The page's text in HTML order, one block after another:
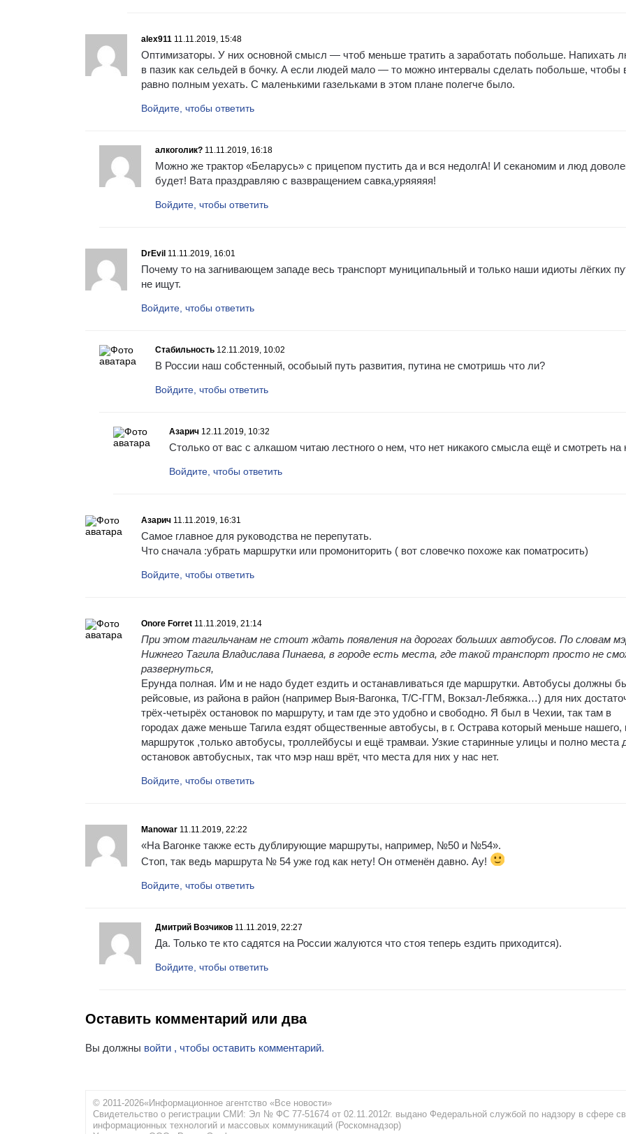
alex911 11.11.2019, 15:48
Оптимизаторы. У них основной смысл — чтоб меньше тратить а заработать побольше. Напихать
в пазик как сельдей в бочку. А если людей мало — то можно интервалы сделать побольше, чтобы
равно полным уехать. С маленькими газельками в этом плане полегче было.
Войдите, чтобы ответить
алкоголик? 11.11.2019, 16:18
Можно же трактор «Беларусь» с прицепом пустить да и вся недолгА! И секаномим и люд
будет! Вата праздравляю с вазвращением савка,уряяяяя!
Войдите, чтобы ответить
DrEvil 11.11.2019, 16:01
Почему то на загнивающем западе весь транспорт муниципальный и только наши идиоты лёгких
не ищут.
Войдите, чтобы ответить
Стабильность 12.11.2019, 10:02
В России наш собстенный, особыый путь развития, путина не смотришь что ли?
Войдите, чтобы ответить
Азарич 12.11.2019, 10:32
Столько от вас с алкашом читаю лестного о нем, что нет никакого смысла ещё и смотреть на
Войдите, чтобы ответить
Азарич 11.11.2019, 16:31
Самое главное для руководства не перепутать.
Что сначала :убрать маршрутки или промониторить ( вот словечко похоже как поматросить)
Войдите, чтобы ответить
Onore Forret 11.11.2019, 21:14
При этом тагильчанам не стоит ждать появления на дорогах больших автобусов. По словам
Нижнего Тагила Владислава Пинаева, в городе есть места, где такой транспорт просто не
развернуться,
Ерунда полная. Им и не надо будет ездить и останавливаться где маршрутки. Автобусы должны
рейсовые, из района в район (например Выя-Вагонка, Т/С-ГГМ, Вокзал-Лебяжка…) для них
трёх-четырёх остановок по маршруту, и там где это удобно и свободно. Я был в Чехии, так там в
городах даже меньше Тагила ездят общественные автобусы, в г. Острава который меньше нашего,
маршруток ,только автобусы, троллейбусы и ещё трамваи. Узкие старинные улицы и полно места
остановок автобусных, так что мэр наш врёт, что места для них у нас нет.
Войдите, чтобы ответить
Manowar 11.11.2019, 22:22
«На Вагонке также есть дублирующие маршруты, например, №50 и №54».
Стоп, так ведь маршрута № 54 уже год как нету! Он отменён давно. Ау!
Войдите, чтобы ответить
Дмитрий Возчиков 11.11.2019, 22:27
Да. Только те кто садятся на России жалуются что стоя теперь ездить приходится).
Войдите, чтобы ответить
Оставить комментарий или два
Вы должны войти , чтобы оставить комментарий.
© 2011-2026«Информационное агентство «Все новости»
Свидетельство о регистрации СМИ: Эл № ФС 77-51674 от 02.11.2012г. выдано Федеральной службой по надзору в сфере
информационных технологий и массовых коммуникаций (Роскомнадзор)